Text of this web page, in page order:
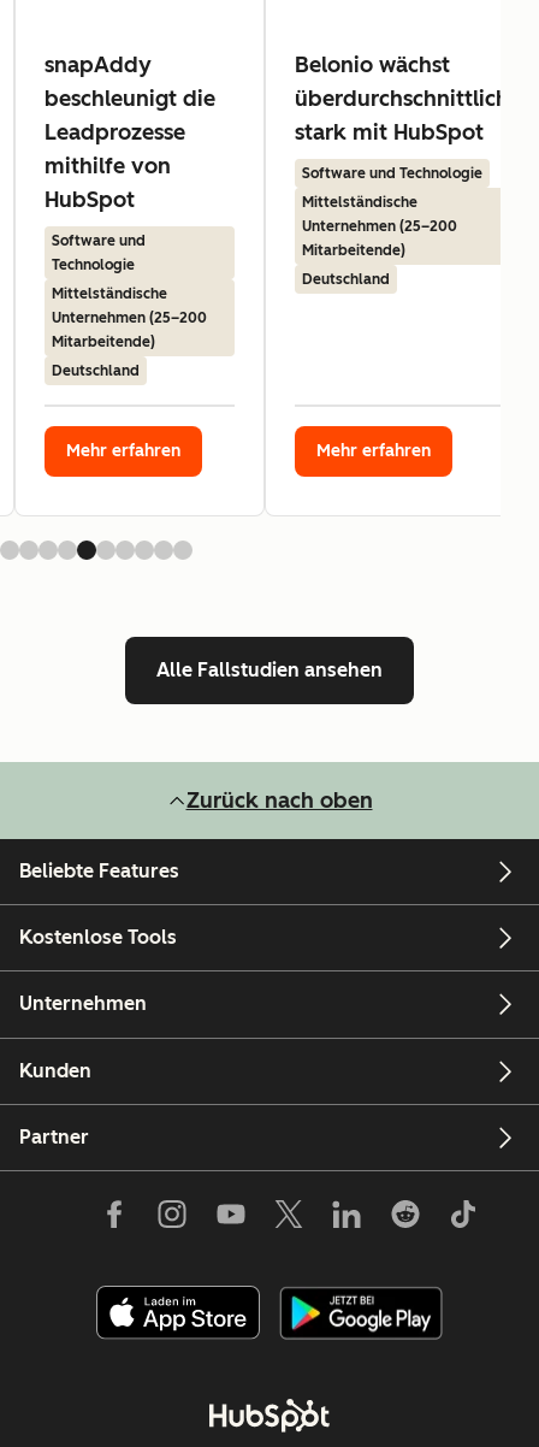
snapAddy
beschleunigt die
Leadprozesse
mithilfe von
HubSpot
Software und
Technologie
Mittelständische
Unternehmen (25–200
Mitarbeitende)
Deutschland
Mehr erfahren
Belonio wächst
überdurchschnittlich
stark mit HubSpot
Software und Technologie
Mittelständische
Unternehmen (25–200
Mitarbeitende)
Deutschland
Mehr erfahren
Alle Fallstudien ansehen
Zurück nach oben
Beliebte Features
Kostenlose Tools
Unternehmen
Kunden
Partner